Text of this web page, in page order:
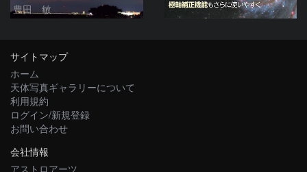
豊田 敏
サイトマップ
ホーム
天体写真ギャラリーについて
利用規約
ログイン/新規登録
お問い合わせ
会社情報
アストロアーツ